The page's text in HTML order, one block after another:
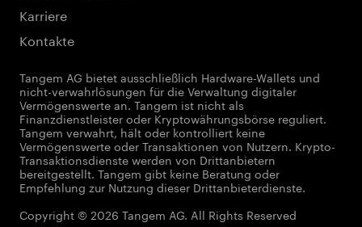
Karriere
Kontakte
Tangem AG bietet ausschließlich Hardware-Wallets und
nicht-verwahrlösungen für die Verwaltung digitaler
Vermögenswerte an. Tangem ist nicht als
Finanzdienstleister oder Kryptowährungsbörse reguliert.
Tangem verwahrt, hält oder kontrolliert keine
Vermögenswerte oder Transaktionen von Nutzern. Krypto-
Transaktionsdienste werden von Drittanbietern
bereitgestellt. Tangem gibt keine Beratung oder
Empfehlung zur Nutzung dieser Drittanbieterdienste.